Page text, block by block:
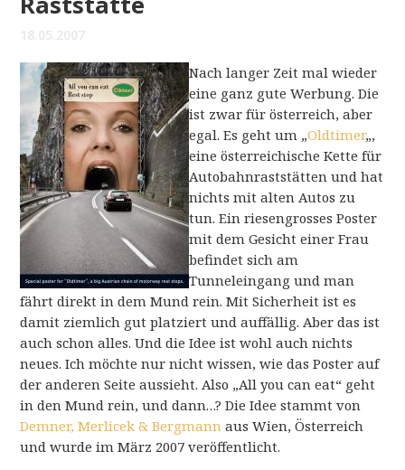
18.05.2007
Nach langer Zeit mal wieder
eine ganz gute Werbung. Die
ist zwar für österreich, aber
egal. Es geht um „Oldtimer„,
eine österreichische Kette für
Autobahnraststätten und hat
nichts mit alten Autos zu
tun. Ein riesengrosses Poster
mit dem Gesicht einer Frau
befindet sich am
Tunneleingang und man
fährt direkt in dem Mund rein. Mit Sicherheit ist es
damit ziemlich gut platziert und auffällig. Aber das ist
auch schon alles. Und die Idee ist wohl auch nichts
neues. Ich möchte nur nicht wissen, wie das Poster auf
der anderen Seite aussieht. Also „All you can eat“ geht
in den Mund rein, und dann…? Die Idee stammt von
Demner, Merlicek & Bergmann aus Wien, Österreich
und wurde im März 2007 veröffentlicht.